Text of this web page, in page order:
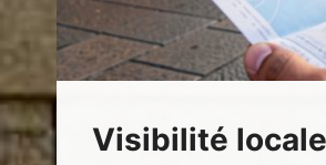
Visibilité